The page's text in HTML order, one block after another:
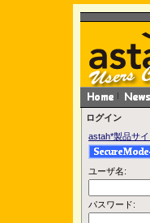
ログイン
astah*製品サ
ユーザ名:
パスワード: